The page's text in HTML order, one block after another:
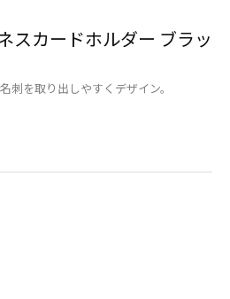
スカードホルダー ブラッ
刺を取り出しやすくデザイン。